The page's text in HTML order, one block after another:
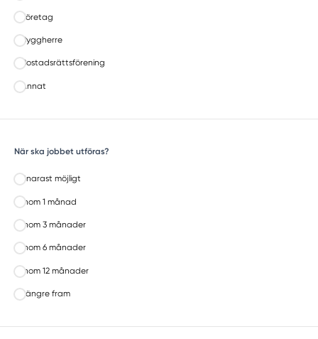
Företag
Byggherre
Bostadsrättsförening
Annat
När ska jobbet utföras?
Snarast möjligt
Inom 1 månad
Inom 3 månader
Inom 6 månader
Inom 12 månader
Längre fram